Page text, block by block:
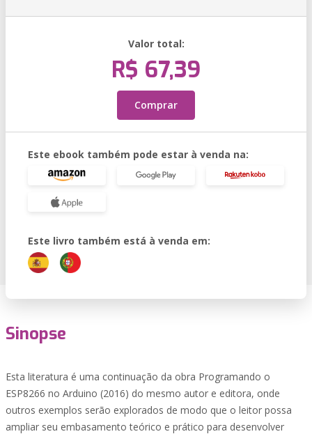
Valor total:
R$ 67,39
Comprar
Este ebook também pode estar à venda na:
Este livro também está à venda em:
Sinopse
Esta literatura é uma continuação da obra Programando o
ESP8266 no Arduino (2016) do mesmo autor e editora, onde
outros exemplos serão explorados de modo que o leitor possa
ampliar seu embasamento teórico e prático para desenvolver